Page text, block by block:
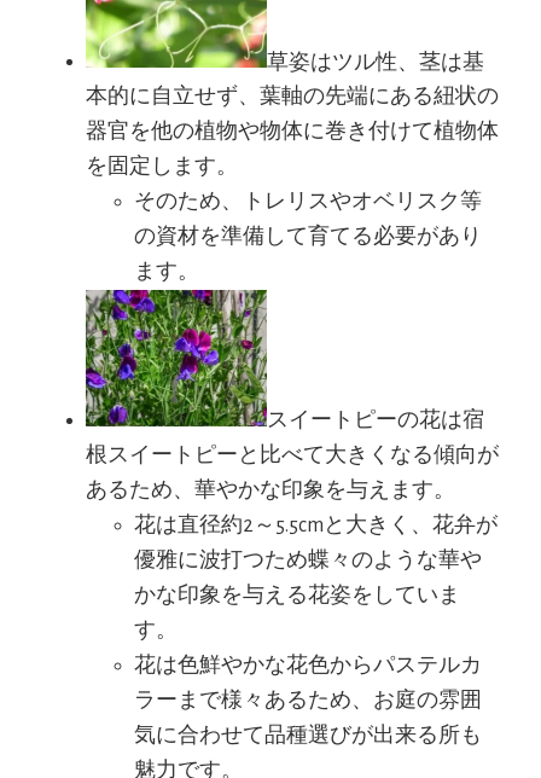
草姿はツル性、茎は基
本的に自立せず、葉軸の先端にある紐状の
器官を他の植物や物体に巻き付けて植物体
を固定します。
そのため、トレリスやオベリスク等
の資材を準備して育てる必要があり
ます。
スイートピーの花は宿
根スイートピーと比べて大きくなる傾向が
あるため、華やかな印象を与えます。
花は直径約2～5.5cmと大きく、花弁が
優雅に波打つため蝶々のような華や
かな印象を与える花姿をしていま
す。
花は色鮮やかな花色からパステルカ
ラーまで様々あるため、お庭の雰囲
気に合わせて品種選びが出来る所も
魅力です。